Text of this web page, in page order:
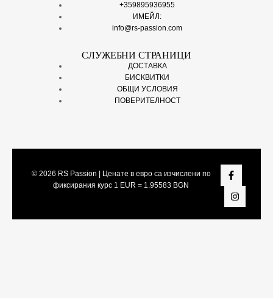
+359895936955
ИМЕЙЛ:
info@rs-passion.com
СЛУЖЕБНИ СТРАНИЦИ
ДОСТАВКА
БИСКВИТКИ
ОБЩИ УСЛОВИЯ
ПОВЕРИТЕЛНОСТ
© 2026 RS Passion | Ценате в евро са изчислени по
фиксирания курс 1 EUR = 1.95583 BGN